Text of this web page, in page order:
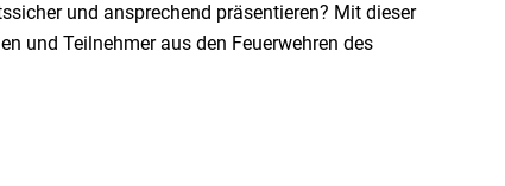
und ansprechend präsentieren? Mit dieser
und Teilnehmer aus den Feuerwehren des